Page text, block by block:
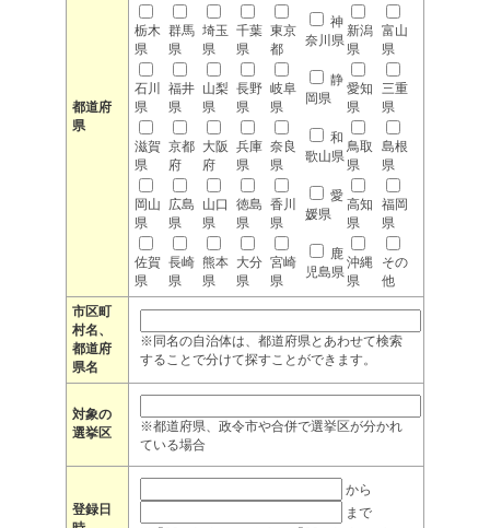
都道府
県
栃木
県
群馬
県
埼玉
県
千葉
県
東京
都
神
奈川県
新潟
県
富山
県
石川
県
福井
県
山梨
県
長野
県
岐阜
県
静
岡県
愛知
県
三重
県
滋賀
県
京都
府
大阪
府
兵庫
県
奈良
県
和
歌山県
鳥取
県
島根
県
岡山
県
広島
県
山口
県
徳島
県
香川
県
愛
媛県
高知
県
福岡
県
佐賀
県
長崎
県
熊本
県
大分
県
宮崎
県
鹿
児島県
沖縄
県
その
他
市区町
村名、
都道府
県名
※同名の自治体は、都道府県とあわせて検索
することで分けて探すことができます。
対象の
選挙区
※都道府県、政令市や合併で選挙区が分かれ
ている場合
登録日
から
まで